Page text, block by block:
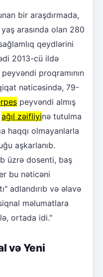
bir araşdırmada,
arasında olan 280
qeydlərini
2013-cü ildə
peyvəndi proqramının
nəticəsində, 79-
peyvəndi almış
ağıl zəifliyinə tutulma
haqqı olmayanlarla
aşkarlanıb.
üzrə dosenti, baş
bu nəticəni
adlandırıb və əlavə
məlumatlara
ortada idi."
və Yeni